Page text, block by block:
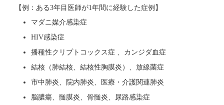
【例：ある3年目医師が1年間に経験した症例】
マダニ媒介感染症
HIV感染症
播種性クリプトコックス症 、カンジダ血症
結核（肺結核、結核性胸膜炎）、放線菌症
市中肺炎、院内肺炎、医療・介護関連肺炎
脳膿瘍、髄膜炎、骨髄炎、尿路感染症